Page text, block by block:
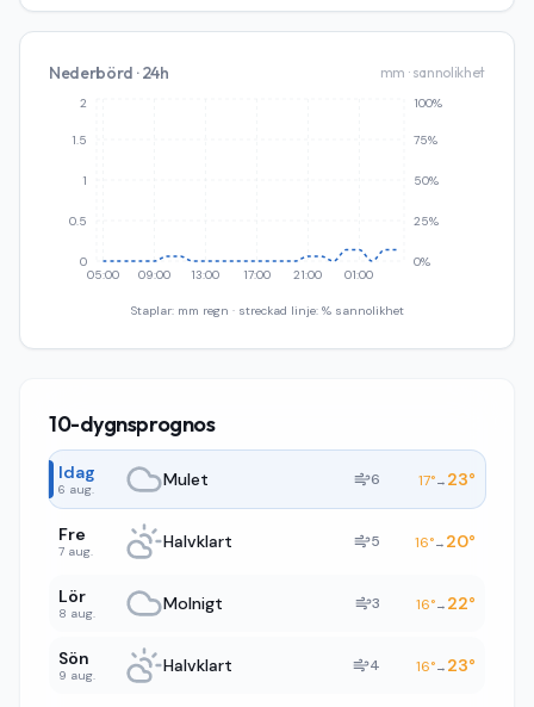
Nederbörd · 24h mm · sannolikhet
05:00 09:00 13:00 17:00 21:00 01:00
0
0.5
1
1.5
2
0%
25%
50%
75%
100%
Staplar: mm regn · streckad linje: % sannolikhet
10-dygnsprognos
Idag
6 aug. Mulet 6 17°→ 23°
Fre
7 aug. Halvklart 5 16°→ 20°
Lör
8 aug. Molnigt 3 16°→ 22°
Sön
9 aug. Halvklart 4 16°→ 23°